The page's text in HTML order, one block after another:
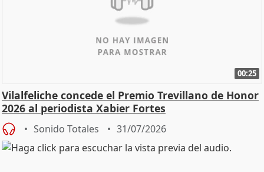
00:25
Vilalfeliche concede el Premio Trevillano de Honor
2026 al periodista Xabier Fortes
Sonido Totales 31/07/2026